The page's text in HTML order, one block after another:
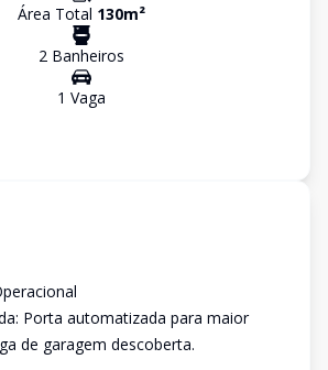
Área Total 130m²
2 Banheiros
1 Vaga
Porta automatizada para maior
de garagem descoberta.